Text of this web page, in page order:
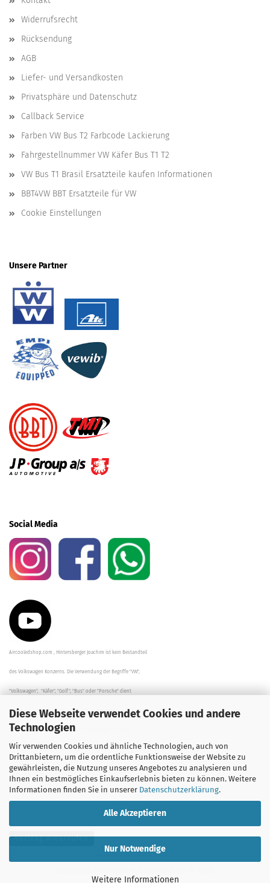
Diese Webseite verwendet Cookies und andere
Technologien
Wir verwenden Cookies und ähnliche Technologien, auch von
Drittanbietern, um die ordentliche Funktionsweise der Website zu
gewährleisten, die Nutzung unseres Angebotes zu analysieren und
Ihnen ein bestmögliches Einkaufserlebnis bieten zu können. Weitere
Informationen finden Sie in unserer Datenschutzerklärung.
Alle Akzeptieren
Nur Notwendige
Weitere Informationen
Widerrufsrecht
Rücksendung
AGB
Liefer- und Versandkosten
Privatsphäre und Datenschutz
Callback Service
Farben VW Bus T2 Farbcode Lackierung
Fahrgestellnummer VW Käfer Bus T1 T2
VW Bus T1 Brasil Ersatzteile kaufen Informationen
BBT4VW BBT Ersatzteile für VW
Cookie Einstellungen
Unsere Partner
Social Media
Aircooledshop.com , Hintersberger Joachim ist kein Bestandteil
des Volkswagen Konzerns. Die Verwendung der Begriffe "VW",
"Volkswagen", "Käfer", "Golf", "Bus" oder "Porsche" dient
der Beschreibung der Teile und stellt in keinem Fall eine direkte
Verbindung zu dem Unternehmen "Volkswagen" her/da.
Die Beschreibungen, Zeichnungen und Angaben zur
Verwendung sind sorgfältig überprüft worden.
Vertrag widerrufen